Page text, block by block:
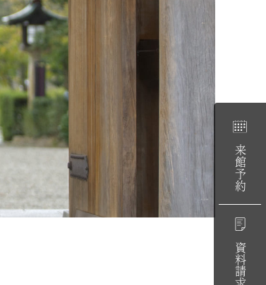
来館予約
資料請求